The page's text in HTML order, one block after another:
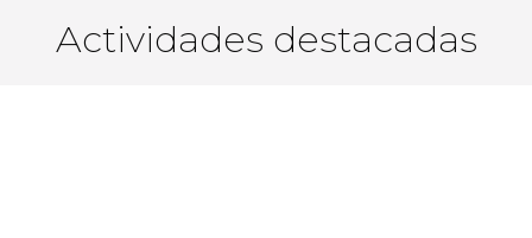
Actividades destacadas